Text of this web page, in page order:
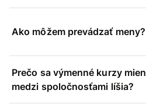
Ako môžem prevádzať meny?
Prečo sa výmenné kurzy mien
medzi spoločnosťami líšia?